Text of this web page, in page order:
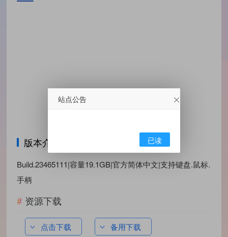
版本介绍
Build.23465111|容量19.1GB|官方简体中文|支持键盘.鼠标.
手柄
资源下载
点击下载 备用下载
站点公告
已读